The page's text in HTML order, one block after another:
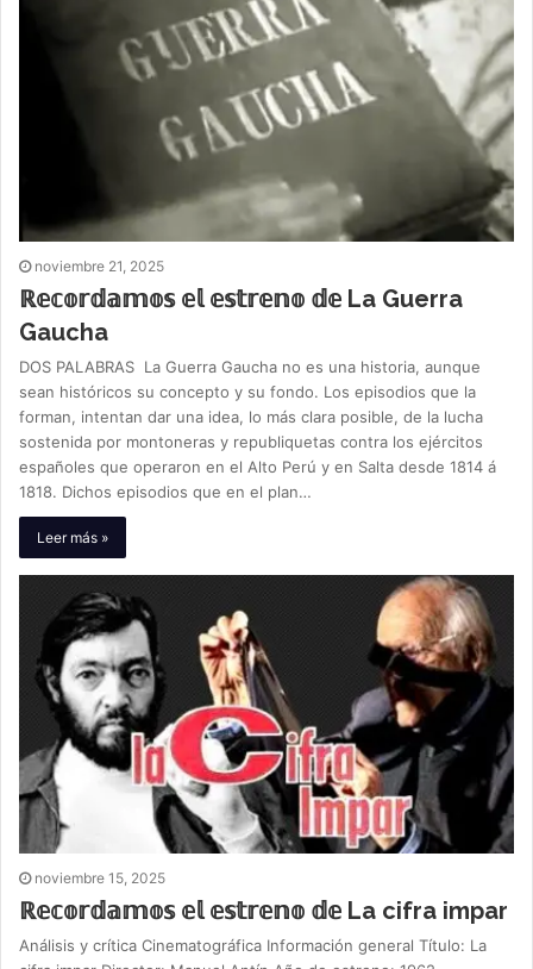
noviembre 21, 2025
ℝ𝕖𝕔𝕠𝕣𝕕𝕒𝕞𝕠𝕤 𝕖𝕝 𝕖𝕤𝕥𝕣𝕖𝕟𝕠 𝕕𝕖 La Guerra
Gaucha
DOS PALABRAS La Guerra Gaucha no es una historia, aunque
sean históricos su concepto y su fondo. Los episodios que la
forman, intentan dar una idea, lo más clara posible, de la lucha
sostenida por montoneras y republiquetas contra los ejércitos
españoles que operaron en el Alto Perú y en Salta desde 1814 á
1818. Dichos episodios que en el plan…
Leer más »
noviembre 15, 2025
ℝ𝕖𝕔𝕠𝕣𝕕𝕒𝕞𝕠𝕤 𝕖𝕝 𝕖𝕤𝕥𝕣𝕖𝕟𝕠 𝕕𝕖 La cifra impar
Análisis y crítica Cinematográfica Información general Título: La